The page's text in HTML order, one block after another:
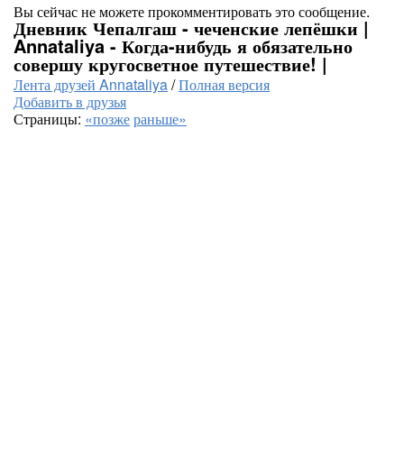
Вы сейчас не можете прокомментировать это сообщение.
Дневник Чепалгаш - чеченские лепёшки |
Annataliya - Когда-нибудь я обязательно
совершу кругосветное путешествие! |
Лента друзей Annataliya/Полная версия
Добавить в друзья
Страницы: «позжераньше»